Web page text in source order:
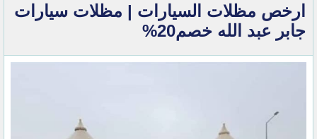
ارخص مظلات السيارات | مظلات سيارات
جابر عبد الله‏ خصم20%‏